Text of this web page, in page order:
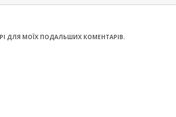
ДЛЯ МОЇХ ПОДАЛЬШИХ КОМЕНТАРІВ.